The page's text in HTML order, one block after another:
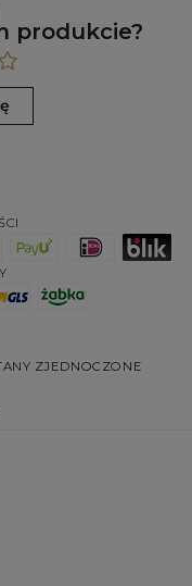
produkcie?
ZJEDNOCZONE